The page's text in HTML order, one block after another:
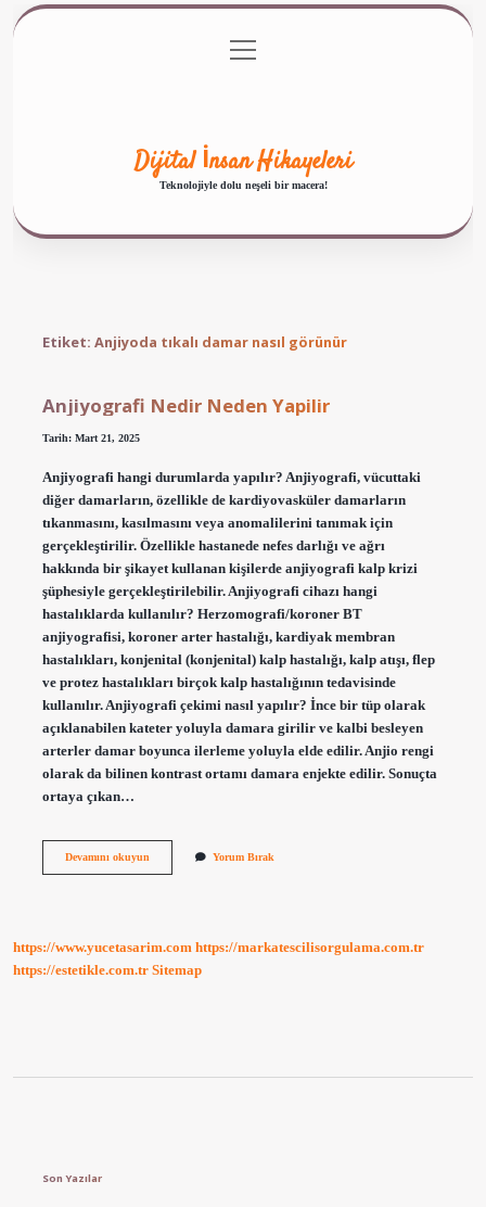
Gizlilik Politikası
menüyü
aç
Dijital İnsan Hikayeleri
Teknolojiyle dolu neşeli bir macera!
Etiket: Anjiyoda tıkalı damar nasıl görünür
Anjiyografi Nedir Neden Yapilir
Tarih: Mart 21, 2025
Anjiyografi hangi durumlarda yapılır? Anjiyografi, vücuttaki
diğer damarların, özellikle de kardiyovasküler damarların
tıkanmasını, kasılmasını veya anomalilerini tanımak için
gerçekleştirilir. Özellikle hastanede nefes darlığı ve ağrı
hakkında bir şikayet kullanan kişilerde anjiyografi kalp krizi
şüphesiyle gerçekleştirilebilir. Anjiyografi cihazı hangi
hastalıklarda kullanılır? Herzomografi/koroner BT
anjiyografisi, koroner arter hastalığı, kardiyak membran
hastalıkları, konjenital (konjenital) kalp hastalığı, kalp atışı, flep
ve protez hastalıkları birçok kalp hastalığının tedavisinde
kullanılır. Anjiyografi çekimi nasıl yapılır? İnce bir tüp olarak
açıklanabilen kateter yoluyla damara girilir ve kalbi besleyen
arterler damar boyunca ilerleme yoluyla elde edilir. Anjio rengi
olarak da bilinen kontrast ortamı damara enjekte edilir. Sonuçta
ortaya çıkan…
Devamını okuyunAnjiyografi
Yorum Bırak
https://www.yucetasarim.com https://markatescilisorgulama.com.tr
https://estetikle.com.tr Sitemap
Son Yazılar